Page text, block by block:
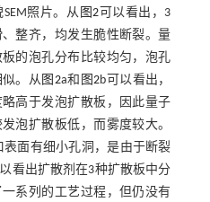
照片。从 图2 可以看出，3
整齐，均发生脆性断裂。量
的泡孔分布比较均匀，泡孔
。从 图2a和 图2b可以看出，
高于发泡扩散板，因此量子
泡扩散板低，而雾度较大。
面有细小孔洞，是由于断裂
看出扩散剂在3种扩散板中分
系列的工艺过程，但仍没有